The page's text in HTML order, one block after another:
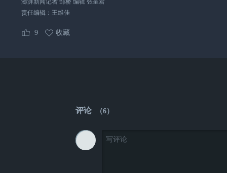
澎湃新闻记者 邹桥 编辑 张呈君
责任编辑： 王维佳
9 收藏
评论 （6）